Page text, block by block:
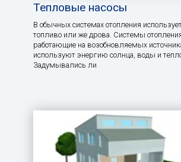
Тепловые насосы
В обычных системах отопления
топливо или же дрова. Системы
работающие на возобновляемых
используют энергию солнца, воды и
Задумывались ли